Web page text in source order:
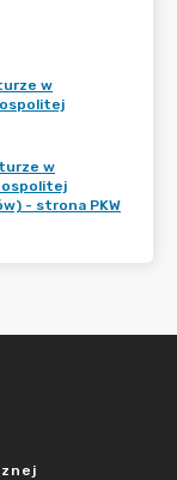
w
w
- strona PKW